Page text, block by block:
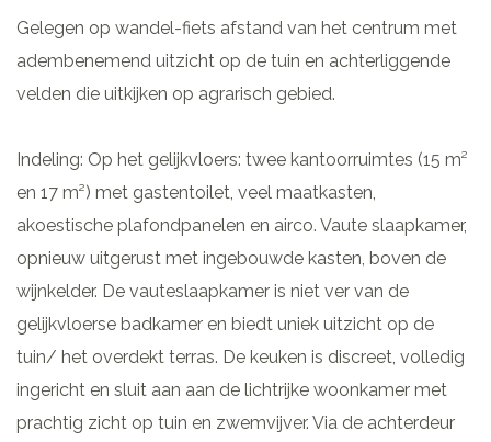
Gelegen op wandel-fiets afstand van het centrum met
adembenemend uitzicht op de tuin en achterliggende
velden die uitkijken op agrarisch gebied.
Indeling: Op het gelijkvloers: twee kantoorruimtes (15 m²
en 17 m²) met gastentoilet, veel maatkasten,
akoestische plafondpanelen en airco. Vaute slaapkamer,
opnieuw uitgerust met ingebouwde kasten, boven de
wijnkelder. De vauteslaapkamer is niet ver van de
gelijkvloerse badkamer en biedt uniek uitzicht op de
tuin/ het overdekt terras. De keuken is discreet, volledig
ingericht en sluit aan aan de lichtrijke woonkamer met
prachtig zicht op tuin en zwemvijver. Via de achterdeur